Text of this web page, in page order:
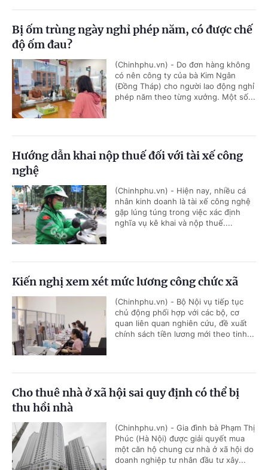
Bị ốm trùng ngày nghỉ phép năm, có được chế
độ ốm đau?
(Chinhphu.vn) - Do đơn hàng không
có nên công ty của bà Kim Ngân
(Đồng Tháp) cho người lao động nghỉ
phép năm theo từng xưởng. Một số...
Hướng dẫn khai nộp thuế đối với tài xế công
nghệ
(Chinhphu.vn) - Hiện nay, nhiều cá
nhân kinh doanh là tài xế công nghệ
gặp lúng túng trong việc xác định
nghĩa vụ kê khai và nộp thuế....
Kiến nghị xem xét mức lương công chức xã
(Chinhphu.vn) - Bộ Nội vụ tiếp tục
chủ động phối hợp với các bộ, cơ
quan liên quan nghiên cứu, đề xuất
chính sách tiền lương mới theo tinh...
Cho thuê nhà ở xã hội sai quy định có thể bị
thu hồi nhà
(Chinhphu.vn) - Gia đình bà Phạm Thị
Phúc (Hà Nội) được giải quyết mua
một căn hộ chung cư nhà ở xã hội do
doanh nghiệp tư nhân đầu tư xây...